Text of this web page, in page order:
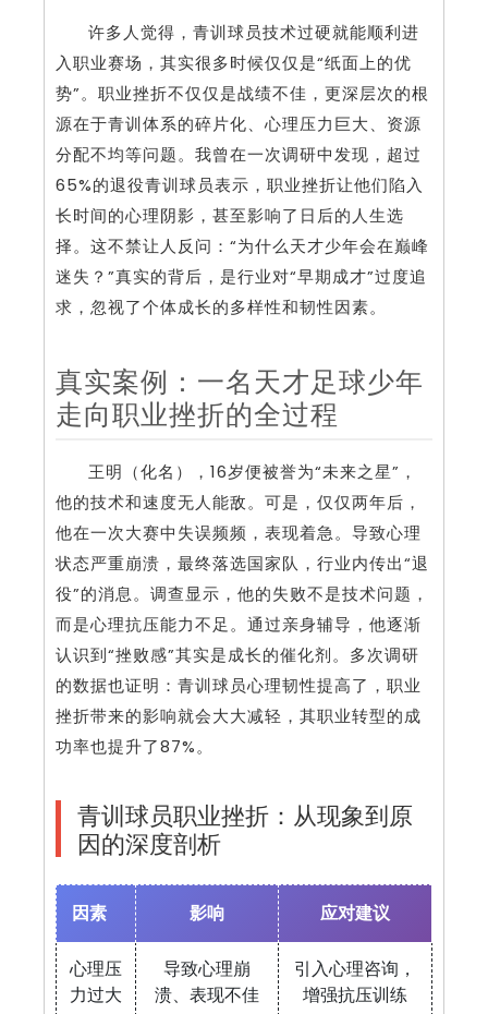
许多人觉得，青训球员技术过硬就能顺利进
入职业赛场，其实很多时候仅仅是“纸面上的优
势”。职业挫折不仅仅是战绩不佳，更深层次的根
源在于青训体系的碎片化、心理压力巨大、资源
分配不均等问题。我曾在一次调研中发现，超过
65%的退役青训球员表示，职业挫折让他们陷入
长时间的心理阴影，甚至影响了日后的人生选
择。这不禁让人反问：“为什么天才少年会在巅峰
迷失？”真实的背后，是行业对“早期成才”过度追
求，忽视了个体成长的多样性和韧性因素。
真实案例：一名天才足球少年
走向职业挫折的全过程
王明（化名），16岁便被誉为“未来之星”，
他的技术和速度无人能敌。可是，仅仅两年后，
他在一次大赛中失误频频，表现着急。导致心理
状态严重崩溃，最终落选国家队，行业内传出“退
役”的消息。调查显示，他的失败不是技术问题，
而是心理抗压能力不足。通过亲身辅导，他逐渐
认识到“挫败感”其实是成长的催化剂。多次调研
的数据也证明：青训球员心理韧性提高了，职业
挫折带来的影响就会大大减轻，其职业转型的成
功率也提升了87%。
青训球员职业挫折：从现象到原
因的深度剖析
因素 影响 应对建议
心理压
力过大
导致心理崩
溃、表现不佳
引入心理咨询，
增强抗压训练